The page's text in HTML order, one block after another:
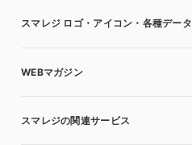
スマレジ ロゴ・アイコン・各種データ
WEBマガジン
スマレジの関連サービス